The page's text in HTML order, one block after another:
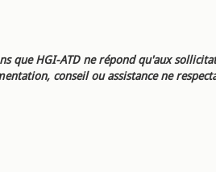
que HGI-ATD ne répond qu'aux
conseil ou assistance ne